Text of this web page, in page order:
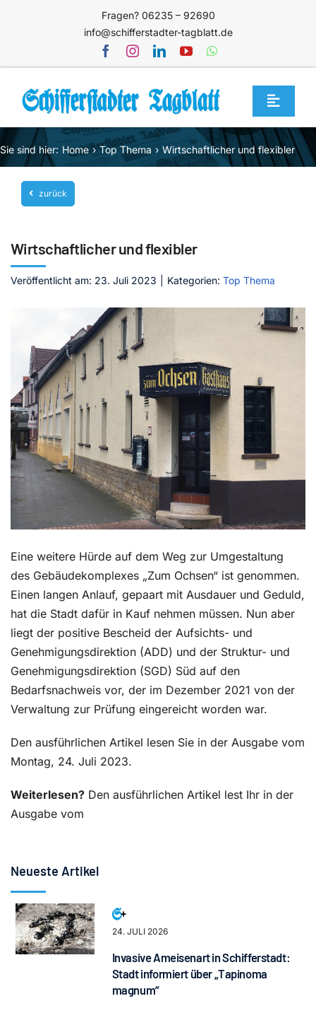
Fragen? 06235 – 92690
info@schifferstadter-tagblatt.de
Toggle
Home
Themen
Blog
Service
Mediathek
Jetzt abonnieren
Sie sind hier: Home Top Thema Wirtschaftlicher und flexibler
zurück
Wirtschaftlicher und flexibler
Veröffentlicht am: 23. Juli 2023 Kategorien: Top Thema
Eine weitere Hürde auf dem Weg zur Umgestaltung
des Gebäudekomplexes „Zum Ochsen“ ist genommen.
Einen langen Anlauf, gepaart mit Ausdauer und Geduld,
hat die Stadt dafür in Kauf nehmen müssen. Nun aber
liegt der positive Bescheid der Aufsichts- und
Genehmigungsdirektion (ADD) und der Struktur- und
Genehmigungsdirektion (SGD) Süd auf den
Bedarfsnachweis vor, der im Dezember 2021 von der
Verwaltung zur Prüfung eingereicht worden war.
Den ausführlichen Artikel lesen Sie in der Ausgabe vom
Montag, 24. Juli 2023.
Weiterlesen? Den ausführlichen Artikel lest Ihr in der
Ausgabe vom
Neueste Artikel
24. JULI 2026
Invasive Ameisenart in Schifferstadt:
Stadt informiert über „Tapinoma
magnum“